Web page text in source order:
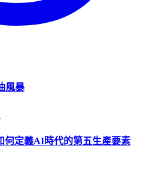
風暴
定義AI時代的第五生產要素